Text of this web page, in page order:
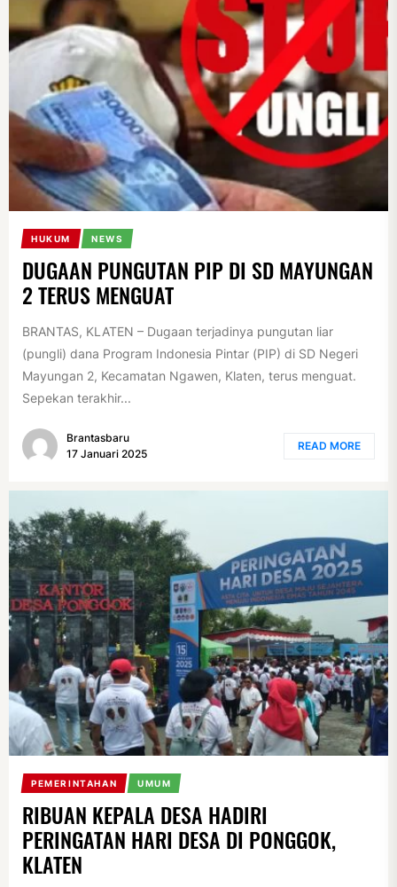
HUKUM NEWS
DUGAAN PUNGUTAN PIP DI SD MAYUNGAN
2 TERUS MENGUAT
BRANTAS, KLATEN – Dugaan terjadinya pungutan liar
(pungli) dana Program Indonesia Pintar (PIP) di SD Negeri
Mayungan 2, Kecamatan Ngawen, Klaten, terus menguat.
Sepekan terakhir...
Brantasbaru
17 Januari 2025
READ MORE
PEMERINTAHAN UMUM
RIBUAN KEPALA DESA HADIRI
PERINGATAN HARI DESA DI PONGGOK,
KLATEN